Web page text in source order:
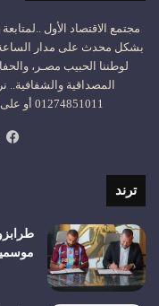
مجتمع الاقتصاد الأول
بشكل محدث على مدار الساعة.
لوطننا الحبيب مصـر،
01274851011 أو على الإيميل: moltakaaliqtisad@gmail.com
ترند